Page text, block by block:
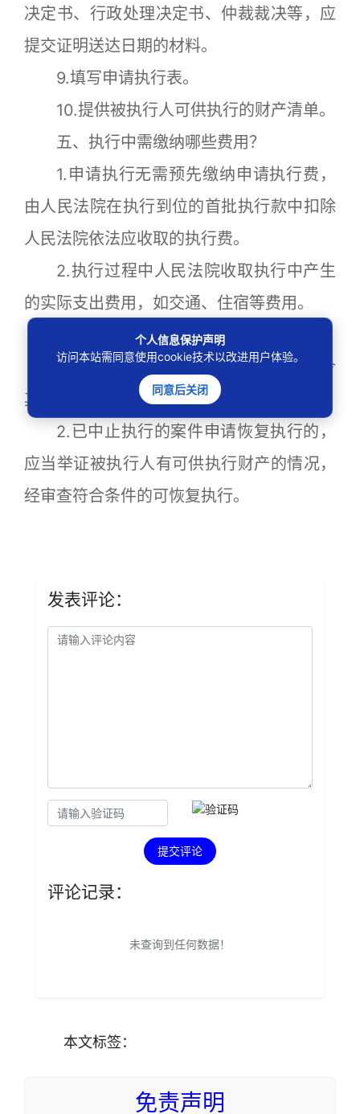
决定书、行政处理决定书、仲裁裁决等，应
提交证明送达日期的材料。
9.填写申请执行表。
10.提供被执行人可供执行的财产清单。
五、执行中需缴纳哪些费用？
1.申请执行无需预先缴纳申请执行费，
由人民法院在执行到位的首批执行款中扣除
人民法院依法应收取的执行费。
2.执行过程中人民法院收取执行中产生
的实际支出费用，如交通、住宿等费用。
六、特别规定有哪些？
1.法院强制执行被执行人的财产或责令
其完成一定的行为，不能强制执行
2.已中止执行的案件申请恢复执行的，
应当举证被执行人有可供执行财产的情况，
经审查符合条件的可恢复执行。
发表评论：
提交评论
评论记录：
未查询到任何数据！
本文标签：
免责声明
个人信息保护声明
访问本站需同意使用cookie技术以改进用户体验。
同意后关闭